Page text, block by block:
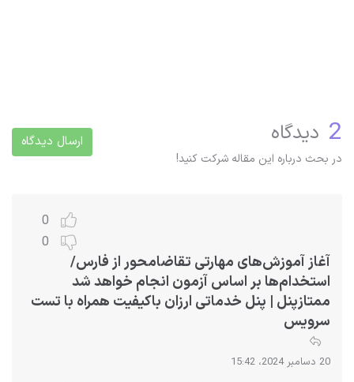
2 دیدگاه
در بحث درباره این مقاله شرکت کنید!
ارسال دیدگاه
0
0
آغاز آموزش‌های مهارتی تقاضامحور از فارس/
استخدام‌ها بر اساس آزمون انجام خواهد شد
ممتازپنل | پنل خدماتی ارزان باکیفیت همراه با تست
سرویس
20 دسامبر 2024، 15:42